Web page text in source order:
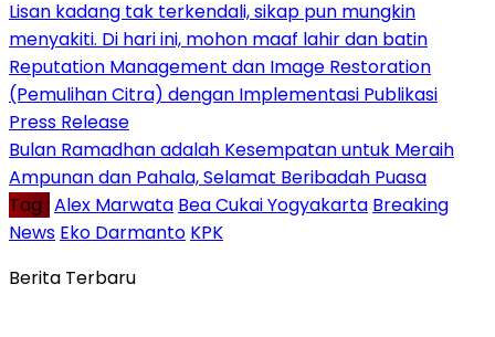
Lisan kadang tak terkendali, sikap pun mungkin
menyakiti. Di hari ini, mohon maaf lahir dan batin
Reputation Management dan Image Restoration
(Pemulihan Citra) dengan Implementasi Publikasi
Press Release
Bulan Ramadhan adalah Kesempatan untuk Meraih
Ampunan dan Pahala, Selamat Beribadah Puasa
Tag : Alex Marwata Bea Cukai Yogyakarta Breaking
News Eko Darmanto KPK
Berita Terbaru